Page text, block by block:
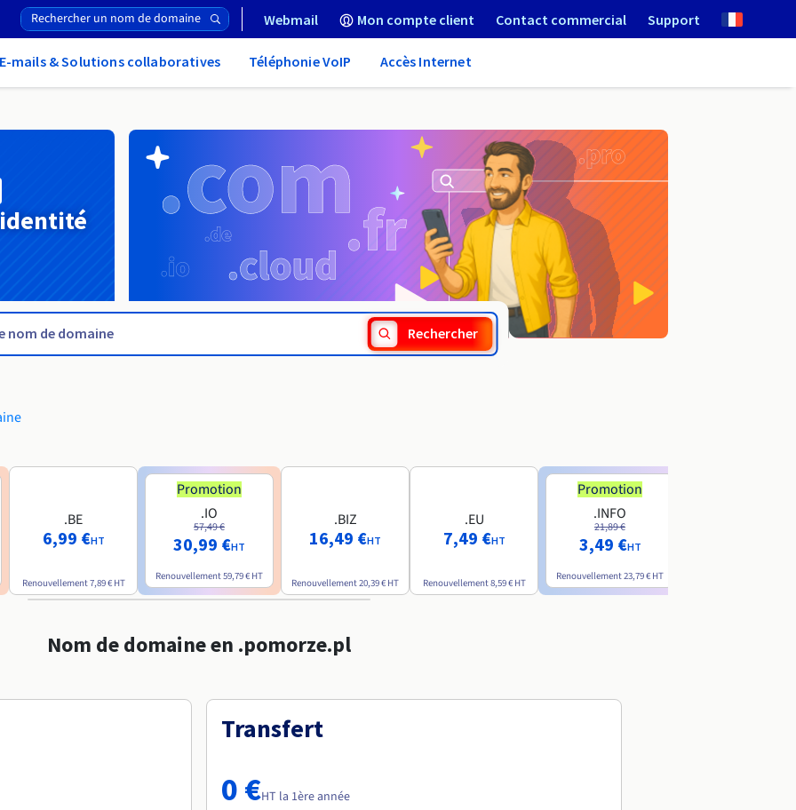
Webmail Mon compte client Contact commercial Support
E-mails & Solutions collaboratives Téléphonie VoIP Accès Internet
Rechercher
.BE
6,99 €HT
Renouvellement7,89 € HT
Promotion
.IO
57,49 €
30,99 €HT
Renouvellement59,79 € HT
.BIZ
16,49 €HT
Renouvellement20,39 € HT
.EU
7,49 €HT
Renouvellement8,59 € HT
Promotion
.INFO
21,89 €
3,49 €HT
Renouvellement23,79 € HT
Nom de domaine en .pomorze.pl
Transfert
0 €HT la 1ère année